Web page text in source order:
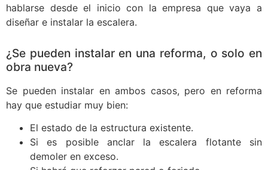
hablarse desde el inicio con la empresa que vaya a
diseñar e instalar la escalera.
¿Se pueden instalar en una reforma, o solo en
obra nueva?
Se pueden instalar en ambos casos, pero en reforma
hay que estudiar muy bien:
El estado de la estructura existente.
Si es posible anclar la escalera flotante sin
demoler en exceso.